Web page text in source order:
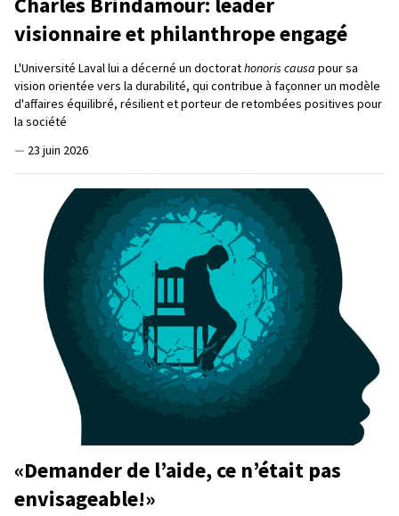
visionnaire et philanthrope engagé
L'Université Laval lui a décerné un doctorathonoris causa pour sa
vision orientée vers la durabilité, qui contribue à façonner un modèle
d'affaires équilibré, résilient et porteur de retombées positives pour
la société
— 23 juin 2026
«Demander de l’aide, ce n’était pas
envisageable!»